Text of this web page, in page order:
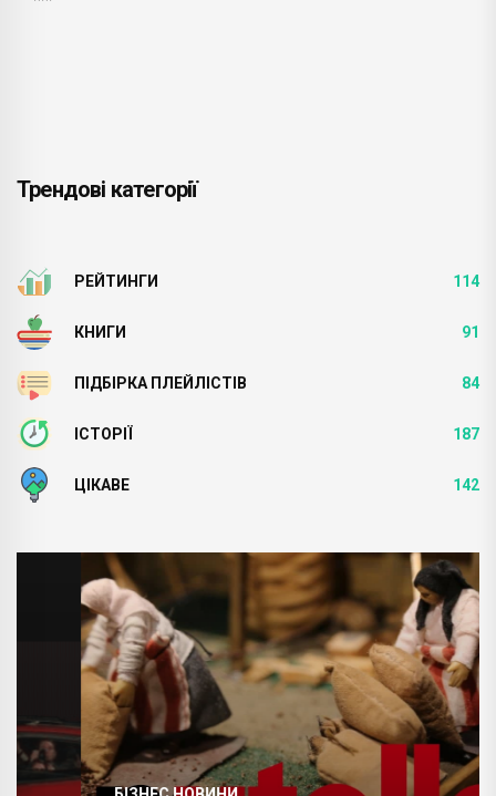
Трендові категорії
РЕЙТИНГИ 114
КНИГИ 91
ПІДБІРКА ПЛЕЙЛІСТІВ 84
ІСТОРІЇ 187
ЦІКАВЕ 142